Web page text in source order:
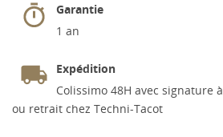
Garantie
1 an
Expédition
Colissimo 48H avec signature
ou retrait chez Techni-Tacot